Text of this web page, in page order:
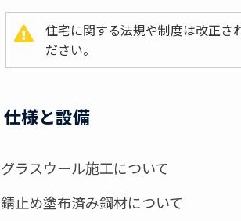
住宅に関する法規や制度は改正さ
ださい。
仕様と設備
グラスウール施工について
錆止め塗布済み鋼材について